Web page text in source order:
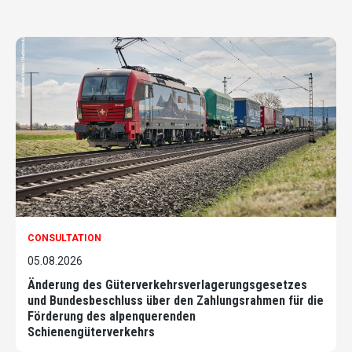
CONSULTATION
05.08.2026
Änderung des Güterverkehrsverlagerungsgesetzes
und Bundesbeschluss über den Zahlungsrahmen für die
Förderung des alpenquerenden
Schienengüterverkehrs